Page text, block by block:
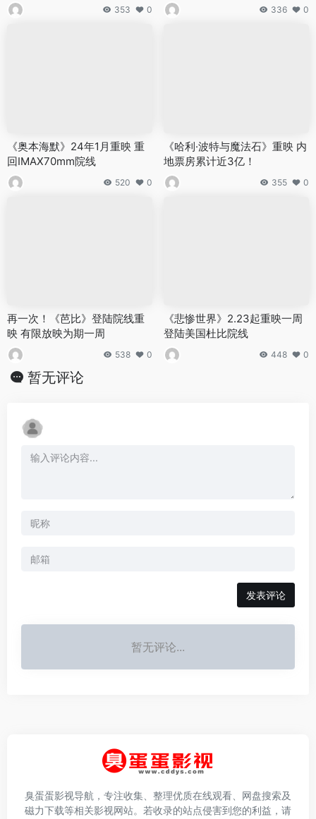
353 0 336 0
《奥本海默》24年1月重映 重
回IMAX70mm院线
520 0
《哈利·波特与魔法石》重映 内
地票房累计近3亿！
355 0
再一次！《芭比》登陆院线重
映 有限放映为期一周
538 0
《悲惨世界》2.23起重映一周
登陆美国杜比院线
448 0
暂无评论
发表评论
暂无评论...
臭蛋蛋影视导航，专注收集、整理优质在线观看、网盘搜索及
磁力下载等相关影视网站。若收录的站点侵害到您的利益，请